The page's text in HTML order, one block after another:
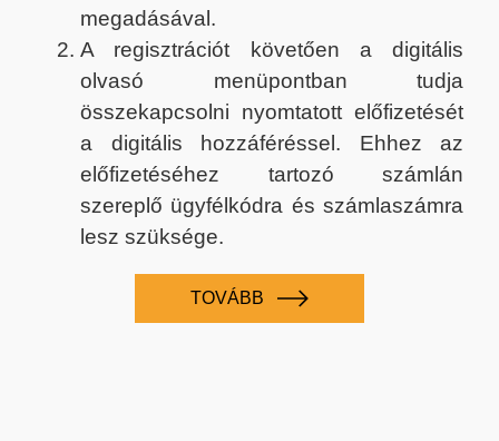
megadásával.
A regisztrációt követően a digitális
olvasó menüpontban tudja
összekapcsolni nyomtatott előfizetését
a digitális hozzáféréssel. Ehhez az
előfizetéséhez tartozó számlán
szereplő ügyfélkódra és számlaszámra
lesz szüksége.
TOVÁBB